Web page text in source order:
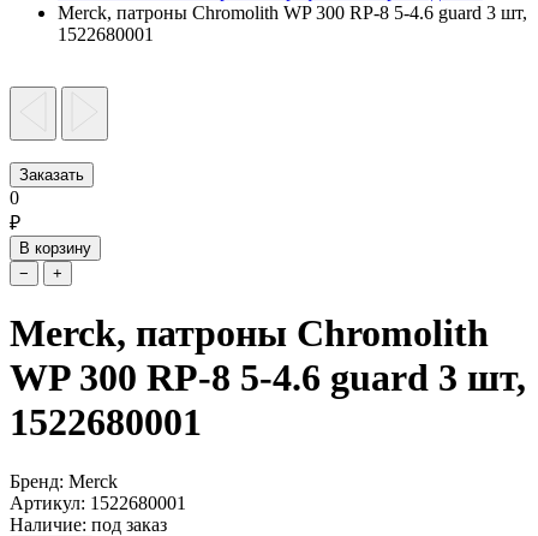
Merck, патроны Chromolith WP 300 RP-8 5-4.6 guard 3 шт,
1522680001
Заказать
0
₽
В корзину
−
+
Merck, патроны Chromolith
WP 300 RP-8 5-4.6 guard 3 шт,
1522680001
Бренд: Merck
Артикул: 1522680001
Наличие: под заказ